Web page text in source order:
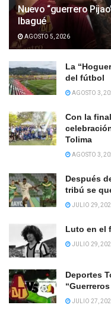
Nuevo “guerrero
Ibagué
AGOSTO 5, 2026
La
del fútbol
AGOSTO 3,
Con la
Tolima
AGOSTO 3,
Después
tribú se
JULIO 29,
Luto en el
JULIO 29,
Deportes
JULIO 27,